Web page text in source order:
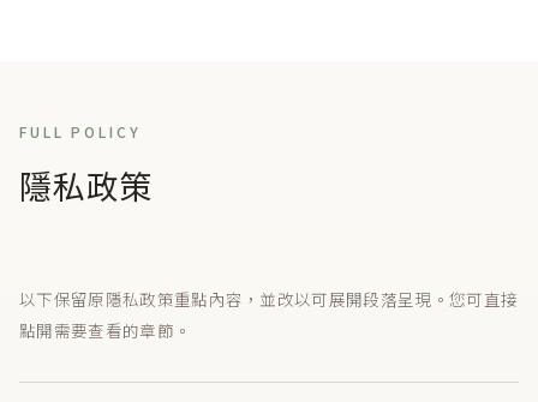
FULL POLICY
隱私政策
以下保留原隱私政策重點內容，並改以可展開段落呈現。您可直接
點開需要查看的章節。